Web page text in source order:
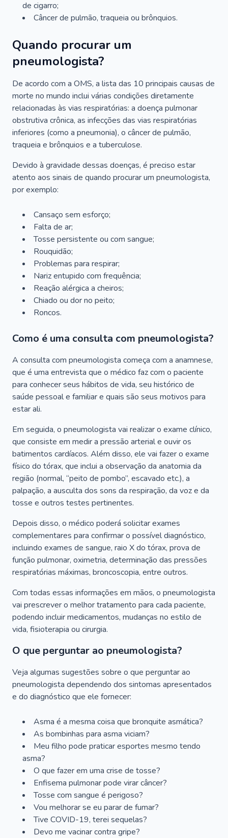
de cigarro;
Câncer de pulmão, traqueia ou brônquios.
Quando procurar um
pneumologista?
De acordo com a OMS, a lista das 10 principais causas de
morte no mundo inclui várias condições diretamente
relacionadas às vias respiratórias: a doença pulmonar
obstrutiva crônica, as infecções das vias respiratórias
inferiores (como a pneumonia), o câncer de pulmão,
traqueia e brônquios e a tuberculose.
Devido à gravidade dessas doenças, é preciso estar
atento aos sinais de quando procurar um pneumologista,
por exemplo:
Cansaço sem esforço;
Falta de ar;
Tosse persistente ou com sangue;
Rouquidão;
Problemas para respirar;
Nariz entupido com frequência;
Reação alérgica a cheiros;
Chiado ou dor no peito;
Roncos.
Como é uma consulta com pneumologista?
A consulta com pneumologista começa com a anamnese,
que é uma entrevista que o médico faz com o paciente
para conhecer seus hábitos de vida, seu histórico de
saúde pessoal e familiar e quais são seus motivos para
estar ali.
Em seguida, o pneumologista vai realizar o exame clínico,
que consiste em medir a pressão arterial e ouvir os
batimentos cardíacos. Além disso, ele vai fazer o exame
físico do tórax, que inclui a observação da anatomia da
região (normal, “peito de pombo”, escavado etc.), a
palpação, a ausculta dos sons da respiração, da voz e da
tosse e outros testes pertinentes.
Depois disso, o médico poderá solicitar exames
complementares para confirmar o possível diagnóstico,
incluindo exames de sangue, raio X do tórax, prova de
função pulmonar, oximetria, determinação das pressões
respiratórias máximas, broncoscopia, entre outros.
Com todas essas informações em mãos, o pneumologista
vai prescrever o melhor tratamento para cada paciente,
podendo incluir medicamentos, mudanças no estilo de
vida, fisioterapia ou cirurgia.
O que perguntar ao pneumologista?
Veja algumas sugestões sobre o que perguntar ao
pneumologista dependendo dos sintomas apresentados
e do diagnóstico que ele fornecer:
Asma é a mesma coisa que bronquite asmática?
As bombinhas para asma viciam?
Meu filho pode praticar esportes mesmo tendo
asma?
O que fazer em uma crise de tosse?
Enfisema pulmonar pode virar câncer?
Tosse com sangue é perigoso?
Vou melhorar se eu parar de fumar?
Tive COVID-19, terei sequelas?
Devo me vacinar contra gripe?